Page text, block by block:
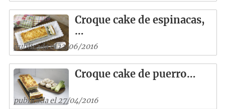
Croque cake de espinacas,
…
publicada el 12/06/2016
Croque cake de puerro…
publicada el 27/04/2016